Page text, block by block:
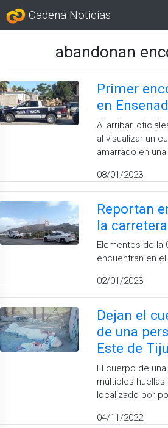
Cadena Noticias
abandonan
Primer
en
Al arribar,
al visualizar un
amarrado en una
08/01/2023
Reportan
la
Elementos de la
encuentran en el
02/01/2023
Dejan el
de una
Este de
El cuerpo de
múltiples
localizado por
04/11/2022